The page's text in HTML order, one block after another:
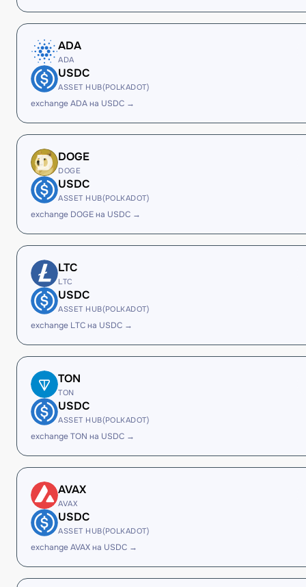
ADA
ADA
USDC
ASSET HUB(POLKADOT)
exchange ADA на USDC →
DOGE
DOGE
USDC
ASSET HUB(POLKADOT)
exchange DOGE на USDC →
LTC
LTC
USDC
ASSET HUB(POLKADOT)
exchange LTC на USDC →
TON
TON
USDC
ASSET HUB(POLKADOT)
exchange TON на USDC →
AVAX
AVAX
USDC
ASSET HUB(POLKADOT)
exchange AVAX на USDC →